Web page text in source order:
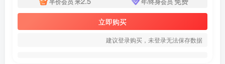
立即购买
建议登录购买，未登录无法保存数据